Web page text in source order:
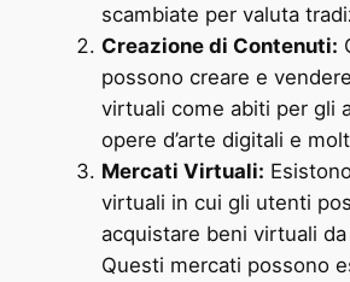
scambiate per valuta
Creazione di Contenuti:
possono creare e
virtuali come abiti per gli
opere d’arte digitali e
Mercati Virtuali:
virtuali in cui gli utenti
acquistare beni virtuali
Questi mercati possono